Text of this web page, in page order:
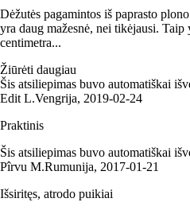
Dėžutės pagamintos iš paprasto
yra daug mažesnė, nei tikėjausi.
centimetra...
Žiūrėti daugiau
Šis atsiliepimas buvo automatiškai
Edit L.Vengrija, 2019‑02‑24
Praktinis
Šis atsiliepimas buvo automatiškai
Pîrvu M.Rumunija, 2017‑01‑21
Išsiritęs, atrodo puikiai